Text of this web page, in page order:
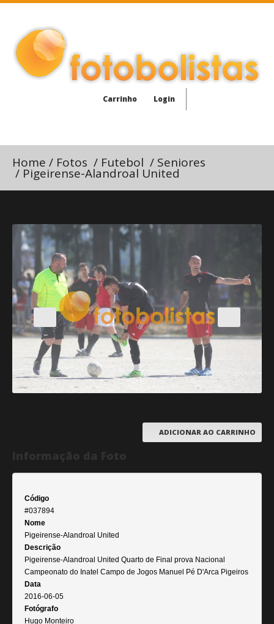
Carrinho Login
Home / Fotos / Futebol / Seniores
/ Pigeirense-Alandroal United
ADICIONAR AO CARRINHO
Código
#037894
Nome
Pigeirense-Alandroal United
Descrição
Pigeirense-Alandroal United Quarto de Final prova Nacional
Campeonato do Inatel Campo de Jogos Manuel Pé D'Arca Pigeiros
Data
2016-06-05
Fotógrafo
Hugo Monteiro